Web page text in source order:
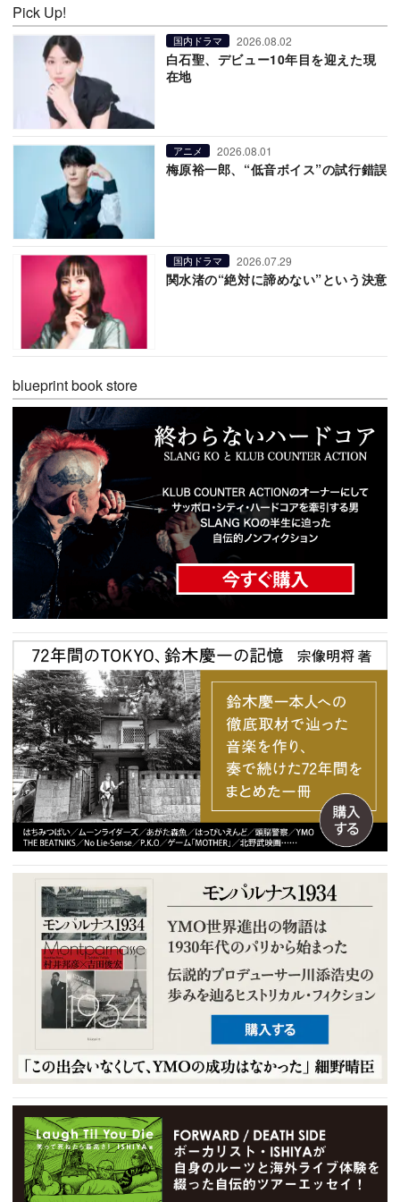
Pick Up!
国内ドラマ 2026.08.02
白石聖、デビュー10年目を迎えた現
在地
アニメ 2026.08.01
梅原裕一郎、“低音ボイス”の試行錯誤
国内ドラマ 2026.07.29
関水渚の“絶対に諦めない”という決意
blueprint book store